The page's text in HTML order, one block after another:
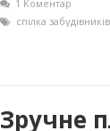
1 Коментар
спілка забудівників
Зручне